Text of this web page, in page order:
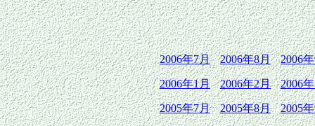
2006年7月 2006年8月 2006
2006年1月 2006年2月 2006
2005年7月 2005年8月 2005